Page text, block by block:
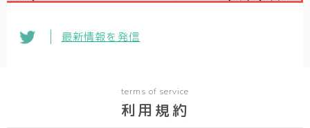
最新情報を発信
terms of service
利用規約